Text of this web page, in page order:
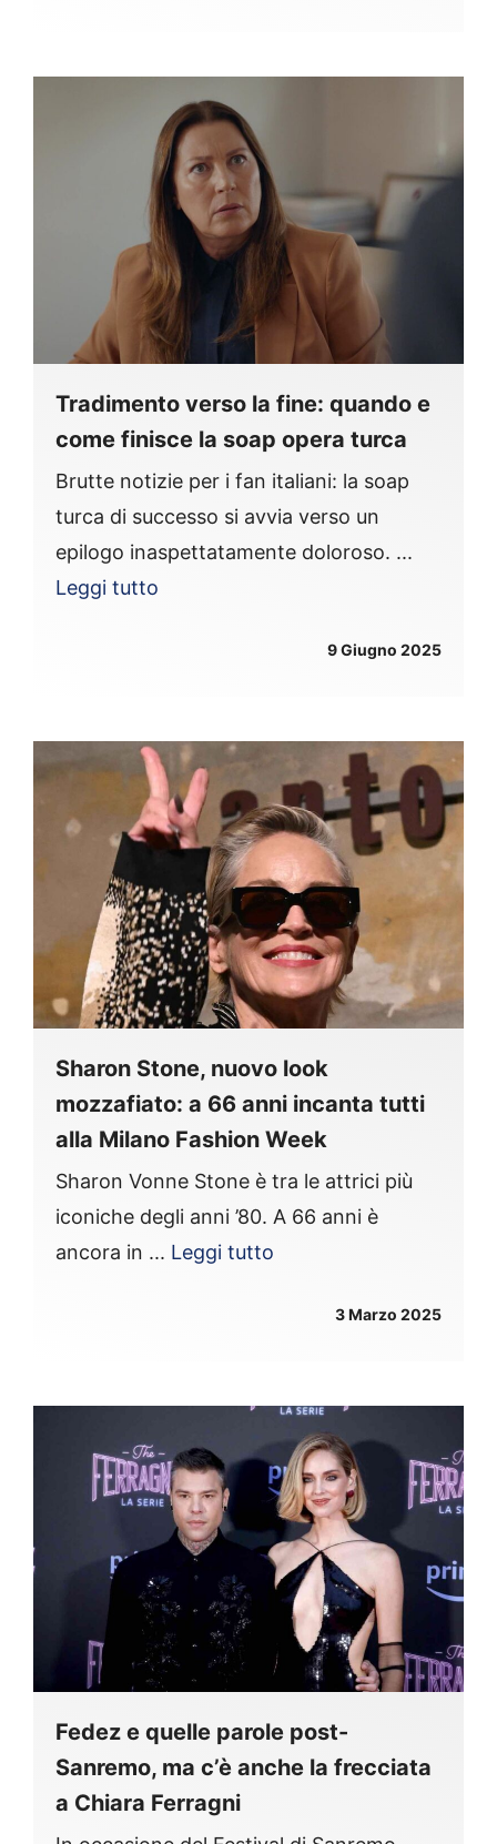
Tradimento verso la fine: quando e
come finisce la soap opera turca
Brutte notizie per i fan italiani: la soap
turca di successo si avvia verso un
epilogo inaspettatamente doloroso. ...
Leggi tutto
9 Giugno 2025
Sharon Stone, nuovo look
mozzafiato: a 66 anni incanta tutti
alla Milano Fashion Week
Sharon Vonne Stone è tra le attrici più
iconiche degli anni ’80. A 66 anni è
ancora in ... Leggi tutto
3 Marzo 2025
Fedez e quelle parole post-
Sanremo, ma c’è anche la frecciata
a Chiara Ferragni